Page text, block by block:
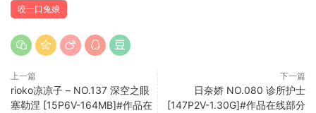
咬一口兔娘
上一篇
rioko凉凉子 – NO.137 深空之眼
塞勒涅 [15P6V-164MB]#作品在
下一篇
日奈娇 NO.080 诊所护士
[147P2V-1.30G]#作品在线部分